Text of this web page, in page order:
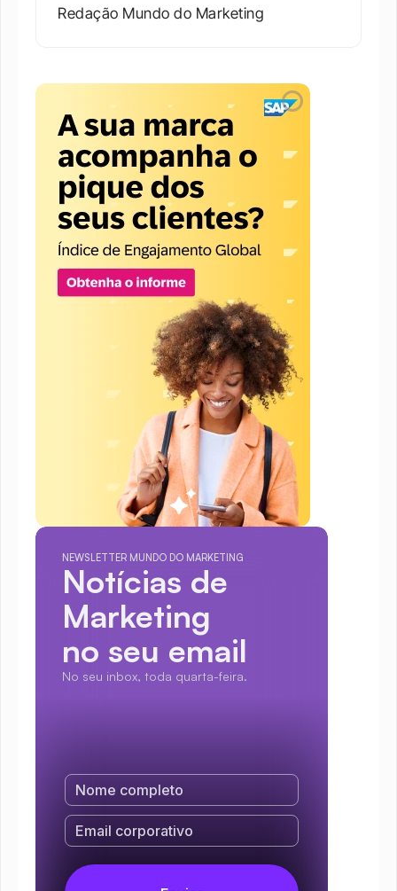
Redação Mundo do Marketing
NEWSLETTER MUNDO DO MARKETING
Notícias de
Marketing
no seu email
No seu inbox, toda quarta-feira.